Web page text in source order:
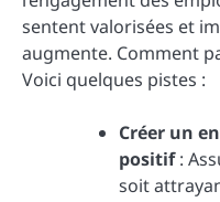
sentent valorisées et
augmente. Comment
Voici quelques pistes :
Créer un
positif:
soit